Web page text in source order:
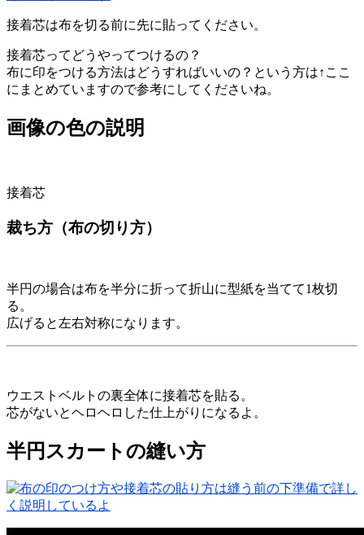
接着芯は布を切る前に先に貼ってください。
接着芯ってどうやってつけるの？
布に印をつける方法はどうすればいいの？という方は↑ここ
にまとめていますので参考にしてくださいね。
画像の色の説明
接着芯
裁ち方（布の切り方）
半円の場合は布を半分に折って折山に型紙を当てて1枚切
る。
広げると左右対称になります。
ウエストベルトの裏全体に接着芯を貼る。
芯がないとヘロヘロした仕上がりになるよ。
半円スカートの縫い方